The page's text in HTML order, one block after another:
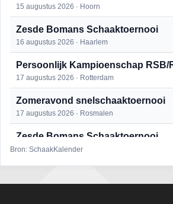
15 augustus 2026 · Hoorn
Zesde Bomans Schaaktoernooi
16 augustus 2026 · Haarlem
Persoonlijk Kampioenschap RSB/
17 augustus 2026 · Rotterdam
Zomeravond snelschaaktoernooi
17 augustus 2026 · Rosmalen
Zesde Bomans Schaaktoernooi
17 augustus 2026 · Haarlem
18 augustus 2026 · Rosmalen
Bron: SchaakKalender